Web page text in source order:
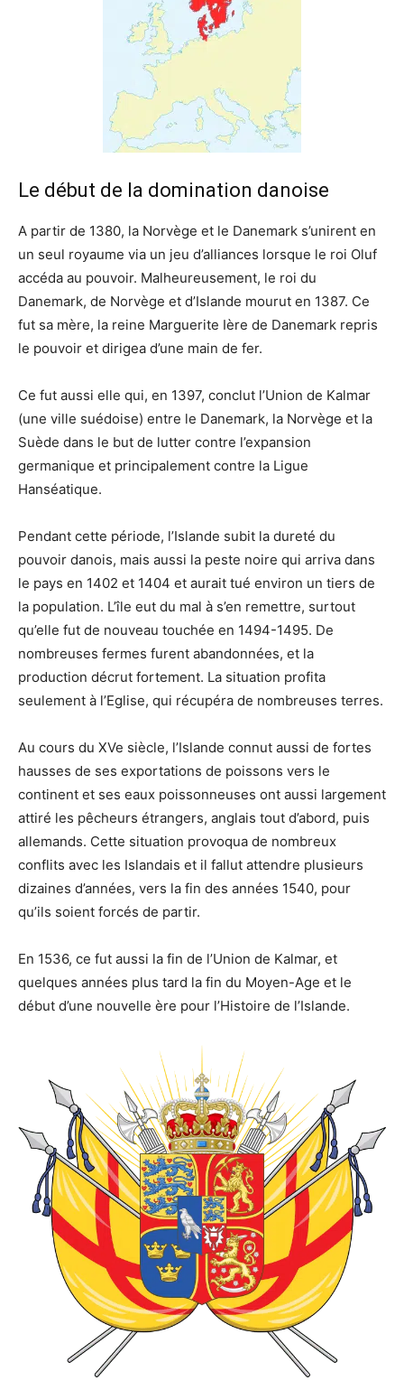
Le début de la domination danoise
A partir de 1380, la Norvège et le Danemark s’unirent en
un seul royaume via un jeu d’alliances lorsque le roi Oluf
accéda au pouvoir. Malheureusement, le roi du
Danemark, de Norvège et d’Islande mourut en 1387. Ce
fut sa mère, la reine Marguerite Ière de Danemark repris
le pouvoir et dirigea d’une main de fer.
Ce fut aussi elle qui, en 1397, conclut l’Union de Kalmar
(une ville suédoise) entre le Danemark, la Norvège et la
Suède dans le but de lutter contre l’expansion
germanique et principalement contre la Ligue
Hanséatique.
Pendant cette période, l’Islande subit la dureté du
pouvoir danois, mais aussi la peste noire qui arriva dans
le pays en 1402 et 1404 et aurait tué environ un tiers de
la population. L’île eut du mal à s’en remettre, surtout
qu’elle fut de nouveau touchée en 1494-1495. De
nombreuses fermes furent abandonnées, et la
production décrut fortement. La situation profita
seulement à l’Eglise, qui récupéra de nombreuses terres.
Au cours du XVe siècle, l’Islande connut aussi de fortes
hausses de ses exportations de poissons vers le
continent et ses eaux poissonneuses ont aussi largement
attiré les pêcheurs étrangers, anglais tout d’abord, puis
allemands. Cette situation provoqua de nombreux
conflits avec les Islandais et il fallut attendre plusieurs
dizaines d’années, vers la fin des années 1540, pour
qu’ils soient forcés de partir.
En 1536, ce fut aussi la fin de l’Union de Kalmar, et
quelques années plus tard la fin du Moyen-Age et le
début d’une nouvelle ère pour l’Histoire de l’Islande.